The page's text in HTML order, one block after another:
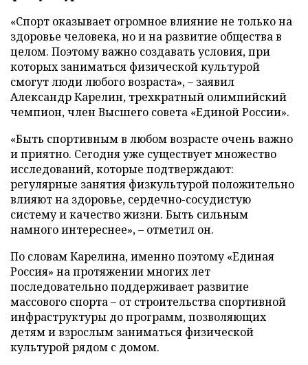
«Спорт оказывает огромное влияние не только на
здоровье человека, но и на развитие общества в
целом. Поэтому важно создавать условия, при
которых заниматься физической культурой
смогут люди любого возраста», – заявил
Александр Карелин, трехкратный олимпийский
чемпион, член Высшего совета «Единой России».
«Быть спортивным в любом возрасте очень важно
и приятно. Сегодня уже существует множество
исследований, которые подтверждают:
регулярные занятия физкультурой положительно
влияют на здоровье, сердечно-сосудистую
систему и качество жизни. Быть сильным
намного интереснее», – отметил он.
По словам Карелина, именно поэтому «Единая
Россия» на протяжении многих лет
последовательно поддерживает развитие
массового спорта – от строительства спортивной
инфраструктуры до программ, позволяющих
детям и взрослым заниматься физической
культурой рядом с домом.